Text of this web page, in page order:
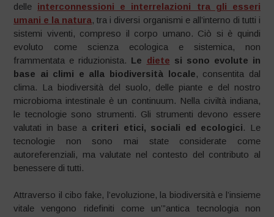
delle interconnessioni e interrelazioni tra gli esseri
umani e la natura, tra i diversi organismi e all’interno di tutti i
sistemi viventi, compreso il corpo umano. Ciò si è quindi
evoluto come scienza ecologica e sistemica, non
frammentata e riduzionista. Le diete si sono evolute in
base ai climi e alla biodiversità locale, consentita dal
clima. La biodiversità del suolo, delle piante e del nostro
microbioma intestinale è un continuum. Nella civiltà indiana,
le tecnologie sono strumenti. Gli strumenti devono essere
valutati in base a criteri etici, sociali ed ecologici. Le
tecnologie non sono mai state considerate come
autoreferenziali, ma valutate nel contesto del contributo al
benessere di tutti.
Attraverso il cibo fake, l’evoluzione, la biodiversità e l’insieme
vitale vengono ridefiniti come un’”antica tecnologia non